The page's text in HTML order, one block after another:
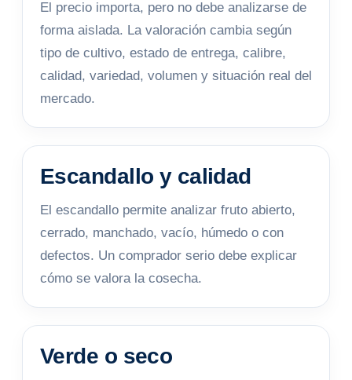
El precio importa, pero no debe analizarse de
forma aislada. La valoración cambia según
tipo de cultivo, estado de entrega, calibre,
calidad, variedad, volumen y situación real del
mercado.
Escandallo y calidad
El escandallo permite analizar fruto abierto,
cerrado, manchado, vacío, húmedo o con
defectos. Un comprador serio debe explicar
cómo se valora la cosecha.
Verde o seco